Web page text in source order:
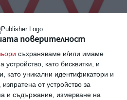
поверителност
съхраняваме и/или имаме
като бисквитки, и
като уникални идентификатори и
от устройство за
и съдържание, измерване на